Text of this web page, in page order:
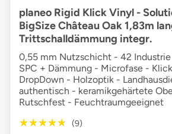
planeo Rigid Klick Vinyl -
BigSize Château Oak 1,83m
Trittschalldämmung integr.
0,55 mm Nutzschicht - 42
SPC + Dämmung - Microfase -
DropDown - Holzoptik -
authentisch - keramikgehärtete
Rutschfest - Feuchtraumgeeignet
★★★★★
★★★★★ (9)